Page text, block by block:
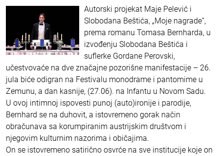
Autorski projekat Maje Pelević i
Slobodana Beštića, „Moje nagrade“,
prema romanu Tomasa Bernharda, u
izvođenju Slobodana Beštića i
suflerke Gordane Perovski,
učestvovaće na dve značajne pozorišne manifestacije – 26.
jula biće odigran na Festivalu monodrame i pantomime u
Zemunu, a dan kasnije, (27.06). na Infantu u Novom Sadu.
U ovoj intimnoj ispovesti punoj (auto)ironije i parodije,
Bernhard se na duhovit, a istovremeno gorak način
obračunava sa korumpiranim austrijskim društvom i
njegovim kulturnim nazorima i običajima.
On se istovremeno satirično osvrće na sve institucije koje on